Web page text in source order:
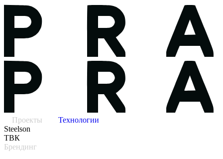
Проекты
Технологии
Steelson
ТВК
Брендинг